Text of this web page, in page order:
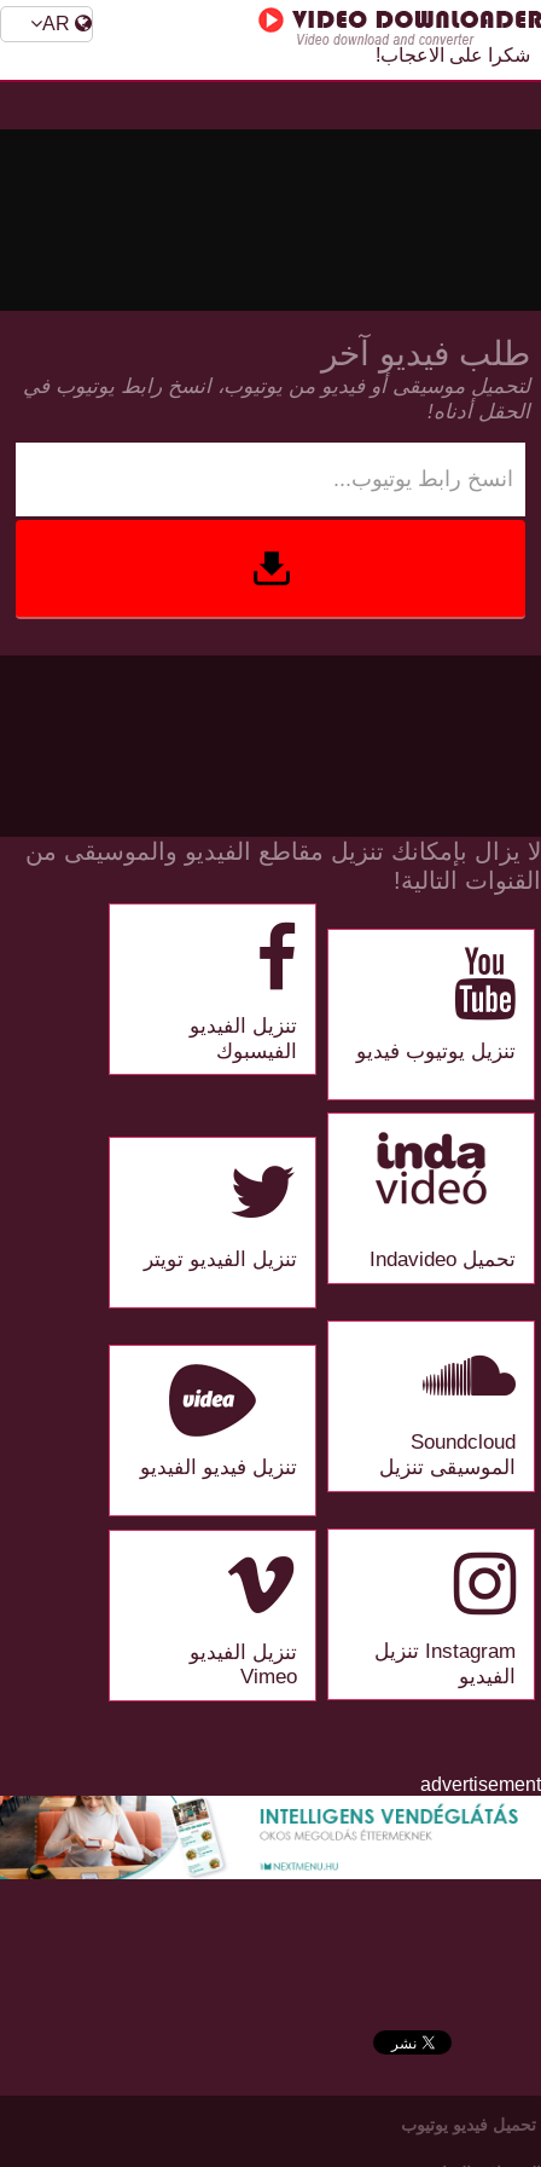
شكرا على الاعجاب!
طلب فيديو آخر
لتحميل موسيقى أو فيديو من يوتيوب، انسخ رابط يوتيوب في
الحقل أدناه!
لا يزال بإمكانك تنزيل مقاطع الفيديو والموسيقى من
القنوات التالية!
تنزيل يوتيوب فيديو
تنزيل الفيديو
الفيسبوك
تحميل Indavideo تنزيل الفيديو تويتر
Soundcloud
الموسيقى تنزيل
تنزيل فيديو الفيديو
Instagram تنزيل
الفيديو
تنزيل الفيديو
Vimeo
advertisement
تحميل فيديو يوتيوب